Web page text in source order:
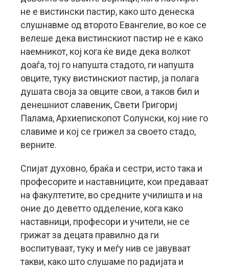
не е вистински пастир, како што денеска
слушнавме од второто Евангелие, во кое се
велеше дека вистинскиот пастир не е како
наемникот, кој кога ќе виде дека волкот
доаѓа, тој го напушта стадото, ги напушта
овците, туку вистинскиот пастир, ја полага
душата своја за овците свои, а таков бил и
денешниот славеник, Свети Григориј
Палама, Архиепископот Солунски, кој ние го
славиме и кој се грижел за своето стадо,
верните.
Спијат духовно, браќа и сестри, исто така и
професорите и наставниците, кои предаваат
на факултетите, во средните училишта и на
оние до деветто одделение, кога како
наставници, професори и учители, не се
грижат за децата правилно да ги
воспитуваат, туку и меѓу нив се јавуваат
такви, како што слушаме по радијата и